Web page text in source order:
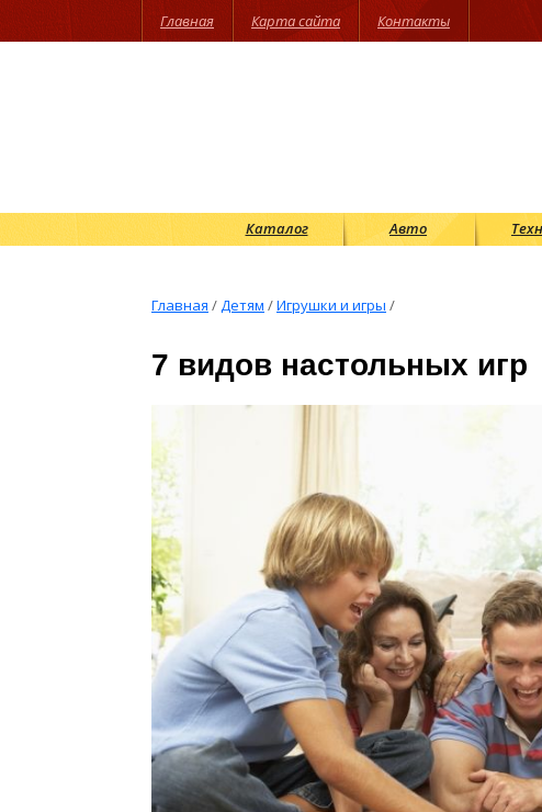
Главная Карта сайта Контакты
Каталог Авто
Главная /Детям /Игрушки и игры /
7 видов настольных игр